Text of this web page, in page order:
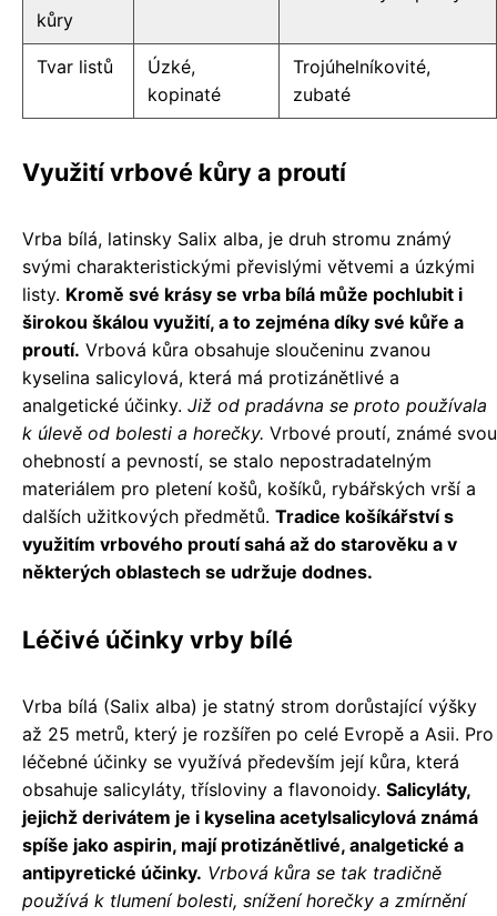
kůry
Tvar listů
Úzké,
kopinaté
Trojúhelníkovité,
zubaté
Využití vrbové kůry a proutí
Vrba bílá, latinsky Salix alba, je druh stromu známý
svými charakteristickými převislými větvemi a úzkými
listy. Kromě své krásy se vrba bílá může pochlubit i
širokou škálou využití, a to zejména díky své kůře a
proutí. Vrbová kůra obsahuje sloučeninu zvanou
kyselina salicylová, která má protizánětlivé a
analgetické účinky. Již od pradávna se proto používala
k úlevě od bolesti a horečky. Vrbové proutí, známé svou
ohebností a pevností, se stalo nepostradatelným
materiálem pro pletení košů, košíků, rybářských vrší a
dalších užitkových předmětů. Tradice košíkářství s
využitím vrbového proutí sahá až do starověku a v
některých oblastech se udržuje dodnes.
Léčivé účinky vrby bílé
Vrba bílá (Salix alba) je statný strom dorůstající výšky
až 25 metrů, který je rozšířen po celé Evropě a Asii. Pro
léčebné účinky se využívá především její kůra, která
obsahuje salicyláty, třísloviny a flavonoidy. Salicyláty,
jejichž derivátem je i kyselina acetylsalicylová známá
spíše jako aspirin, mají protizánětlivé, analgetické a
antipyretické účinky. Vrbová kůra se tak tradičně
používá k tlumení bolesti, snížení horečky a zmírnění